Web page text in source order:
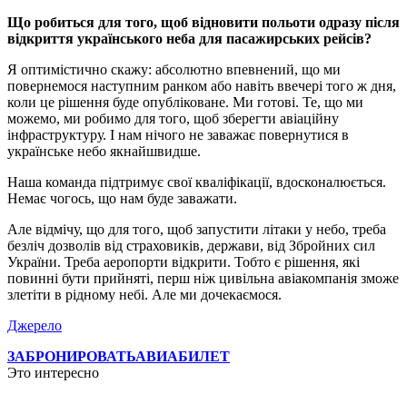
Що робиться для того, щоб відновити польоти одразу після
відкриття українського неба для пасажирських рейсів?
Я оптимістично скажу: абсолютно впевнений, що ми
повернемося наступним ранком або навіть ввечері того ж дня,
коли це рішення буде опубліковане. Ми готові. Те, що ми
можемо, ми робимо для того, щоб зберегти авіаційну
інфраструктуру. І нам нічого не заважає повернутися в
українське небо якнайшвидше.
Наша команда підтримує свої кваліфікації, вдосконалюється.
Немає чогось, що нам буде заважати.
Але відмічу, що для того, щоб запустити літаки у небо, треба
безліч дозволів від страховиків, держави, від Збройних сил
України. Треба аеропорти відкрити. Тобто є рішення, які
повинні бути прийняті, перш ніж цивільна авіакомпанія зможе
злетіти в рідному небі. Але ми дочекаємося.
Джерело
ЗАБРОНИРОВАТЬАВИАБИЛЕТ
Это интересно